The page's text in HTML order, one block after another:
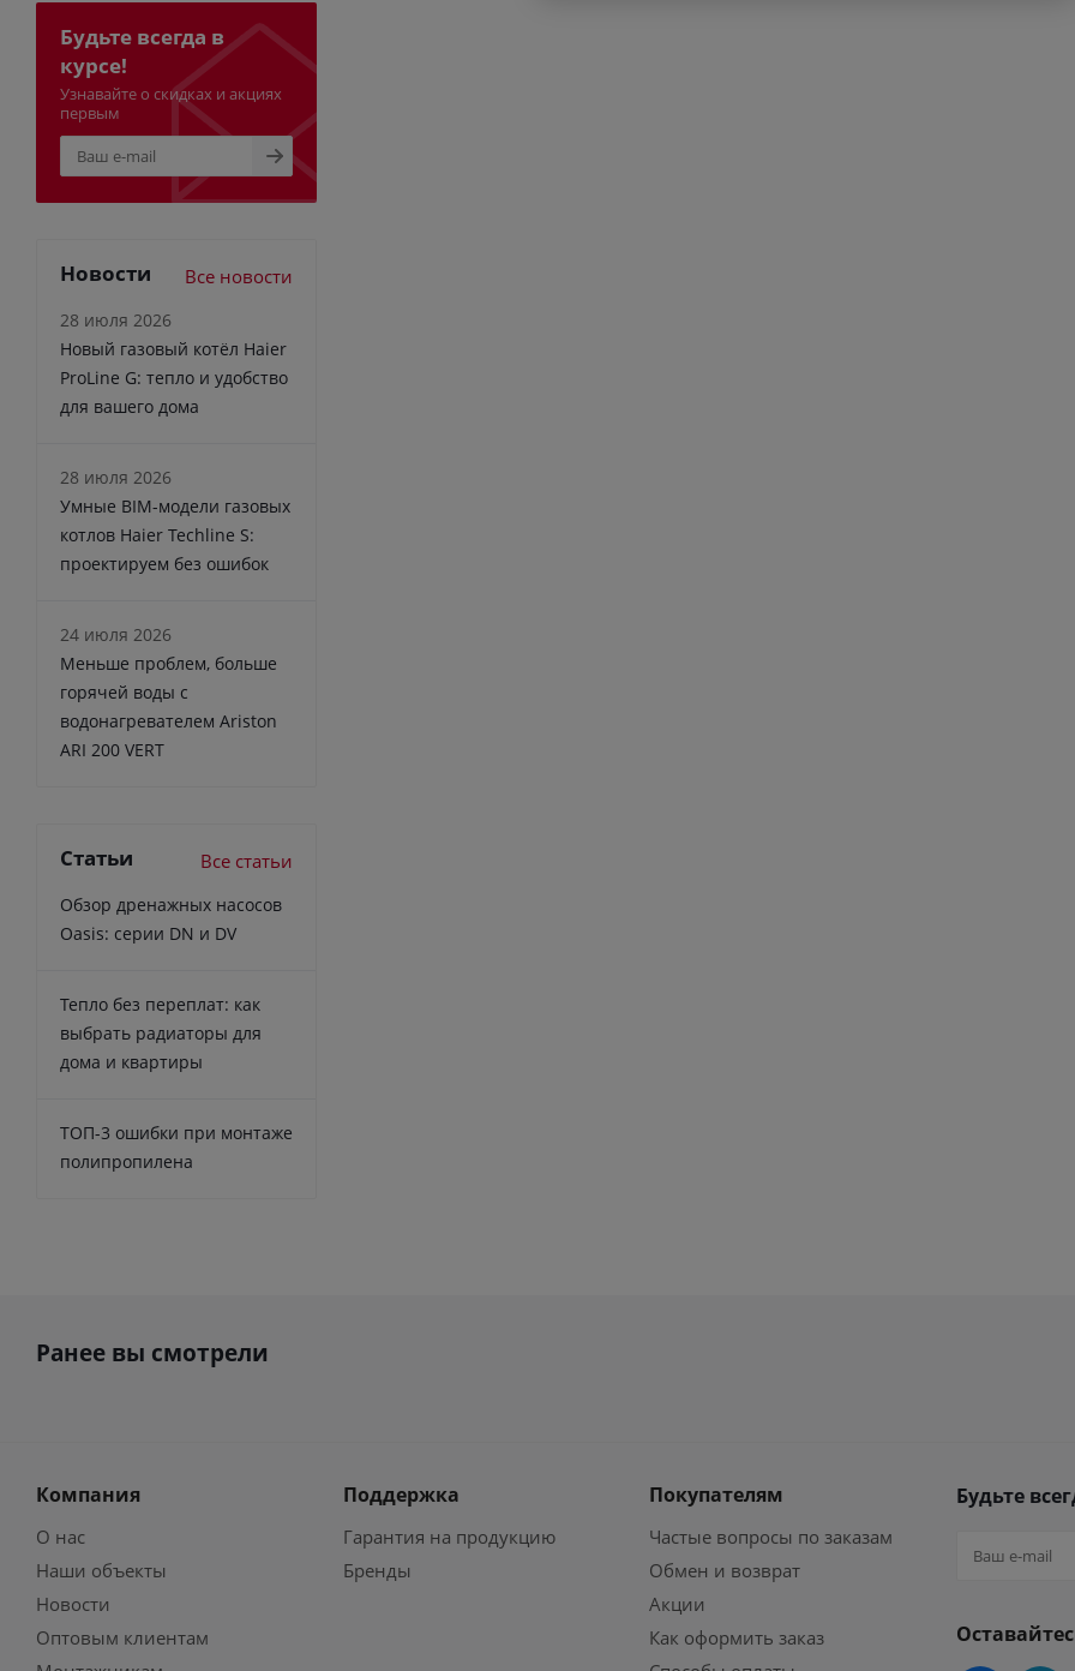
Будьте всегда в
курсе!
Узнавайте о скидках и акциях
первым
Новости Все новости
28 июля 2026
Новый газовый котёл Haier
ProLine G: тепло и удобство
для вашего дома
28 июля 2026
Умные BIM-модели газовых
котлов Haier Techline S:
проектируем без ошибок
24 июля 2026
Меньше проблем, больше
горячей воды с
водонагревателем Ariston
ARI 200 VERT
Статьи Все статьи
Обзор дренажных насосов
Oasis: серии DN и DV
Тепло без переплат: как
выбрать радиаторы для
дома и квартиры
ТОП-3 ошибки при монтаже
полипропилена
Ранее вы смотрели
Компания
О нас
Наши объекты
Новости
Оптовым клиентам
Поддержка
Гарантия на продукцию
Бренды
Покупателям
Частые вопросы по заказам
Обмен и возврат
Акции
Как оформить заказ
Будьте